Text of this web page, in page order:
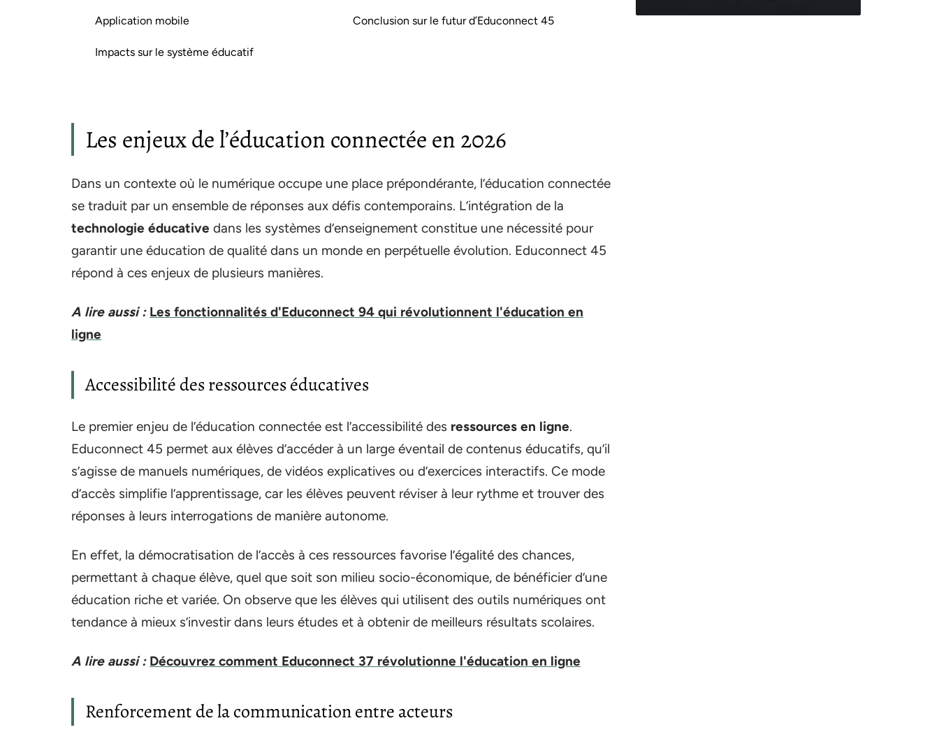
Application mobile
Impacts sur le système éducatif
Conclusion sur le futur d’Educonnect 45
Les enjeux de l’éducation connectée en 2026
Dans un contexte où le numérique occupe une place prépondérante, l’éducation connectée
se traduit par un ensemble de réponses aux défis contemporains. L’intégration de la
technologie éducative dans les systèmes d’enseignement constitue une nécessité pour
garantir une éducation de qualité dans un monde en perpétuelle évolution. Educonnect 45
répond à ces enjeux de plusieurs manières.
A lire aussi : Les fonctionnalités d'Educonnect 94 qui révolutionnent l'éducation en
ligne
Accessibilité des ressources éducatives
Le premier enjeu de l’éducation connectée est l’accessibilité des ressources en ligne.
Educonnect 45 permet aux élèves d’accéder à un large éventail de contenus éducatifs, qu’il
s’agisse de manuels numériques, de vidéos explicatives ou d’exercices interactifs. Ce mode
d’accès simplifie l’apprentissage, car les élèves peuvent réviser à leur rythme et trouver des
réponses à leurs interrogations de manière autonome.
En effet, la démocratisation de l’accès à ces ressources favorise l’égalité des chances,
permettant à chaque élève, quel que soit son milieu socio-économique, de bénéficier d’une
éducation riche et variée. On observe que les élèves qui utilisent des outils numériques ont
tendance à mieux s’investir dans leurs études et à obtenir de meilleurs résultats scolaires.
A lire aussi : Découvrez comment Educonnect 37 révolutionne l'éducation en ligne
Renforcement de la communication entre acteurs